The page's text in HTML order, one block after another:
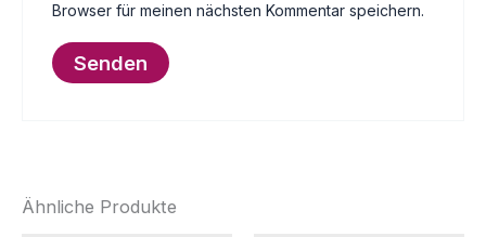
Browser für meinen nächsten Kommentar speichern.
Ähnliche Produkte